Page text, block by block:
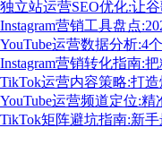
独立站运营SEO优化:让
Instagram营销工具盘点
YouTube运营数据分析:4
Instagram营销转化指南:
TikTok运营内容策略:打
YouTube运营频道定位:
TikTok矩阵避坑指南:新